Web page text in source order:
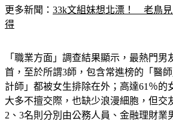
更多新聞： 33k文組妹想北漂！　老鳥
得
「職業方面」調查結果顯示，最熱門男
首，至於所謂3師，包含常進榜的「醫
計師」都被女生排除在外；高達61％的
大多不擅交際，也缺少浪漫細胞，但交
2、3名則分別由公務人員、金融理財業